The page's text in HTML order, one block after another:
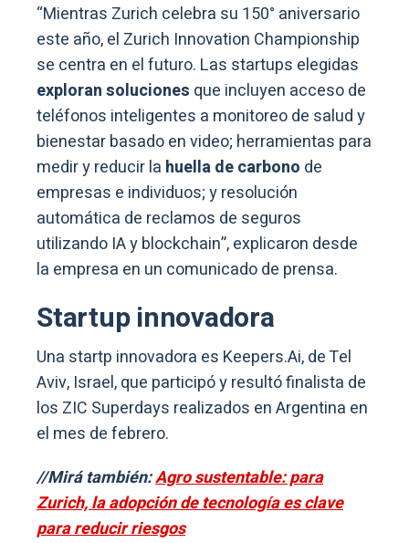
“Mientras Zurich celebra su 150° aniversario
este año, el Zurich Innovation Championship
se centra en el futuro. Las startups elegidas
exploran soluciones que incluyen acceso de
teléfonos inteligentes a monitoreo de salud y
bienestar basado en video; herramientas para
medir y reducir la huella de carbono de
empresas e individuos; y resolución
automática de reclamos de seguros
utilizando IA y blockchain”, explicaron desde
la empresa en un comunicado de prensa.
Startup innovadora
Una startp innovadora es Keepers.Ai, de Tel
Aviv, Israel, que participó y resultó finalista de
los ZIC Superdays realizados en Argentina en
el mes de febrero.
//Mirá también:Agro sustentable: para
Zurich, la adopción de tecnología es clave
para reducir riesgos